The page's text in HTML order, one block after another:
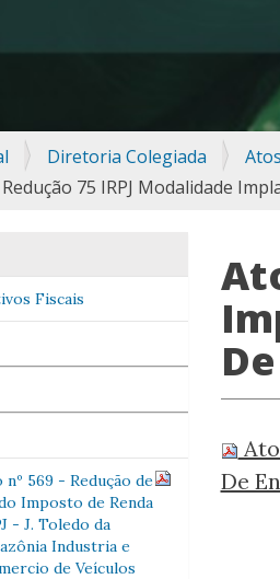
Diretoria Colegiada Atos
75 IRPJ Modalidade
Fiscais
nº 569 - Redução de
Imposto de Renda
- J. Toledo da
Industria e
de Veículos
De